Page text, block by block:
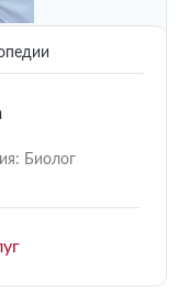
Биолог